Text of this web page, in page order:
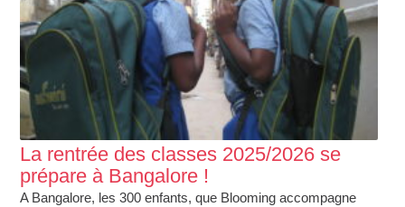
La rentrée des classes 2025/2026 se
prépare à Bangalore !
A Bangalore, les 300 enfants, que Blooming accompagne